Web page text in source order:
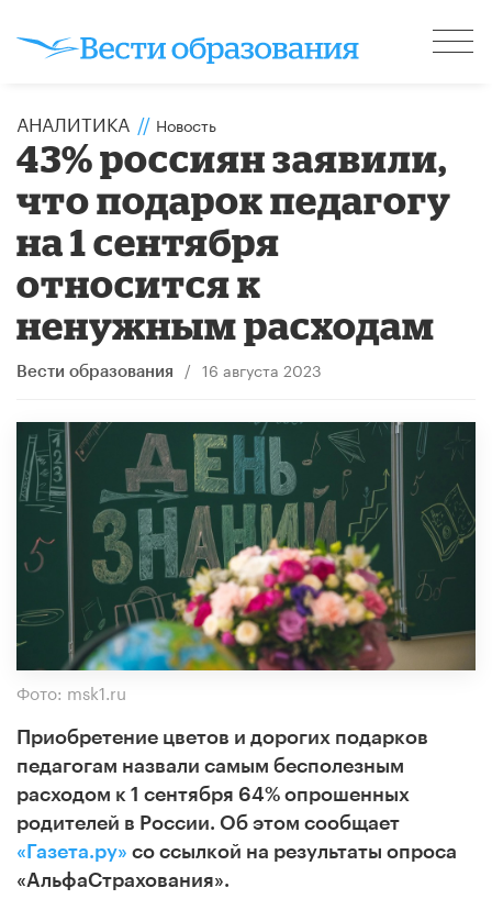
АНАЛИТИКА // Новость
43% россиян заявили,
что подарок педагогу
на 1 сентября
относится к
ненужным расходам
Вести образования / 16 августа 2023
Фото: msk1.ru
Приобретение цветов и дорогих подарков
педагогам назвали самым бесполезным
расходом к 1 сентября 64% опрошенных
родителей в России. Об этом сообщает
«Газета.ру» со ссылкой на результаты опроса
«АльфаСтрахования».